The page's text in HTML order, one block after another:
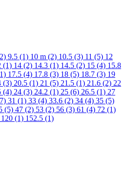
9.5 (1) 10 m (2) 10.5 (3) 11 (5) 12
(1) 14 (2) 14.3 (1) 14.5 (2) 15 (4) 15.8
17.5 (4) 17.8 (3) 18 (5) 18.7 (3) 19
(3) 20.5 (1) 21 (5) 21.5 (1) 21.6 (2) 22
(4) 24 (3) 24.2 (1) 25 (6) 26.5 (1) 27
31 (1) 33 (4) 33.6 (2) 34 (4) 35 (5)
(5) 47 (2) 53 (2) 56 (3) 61 (4) 72 (1)
120 (1) 152.5 (1)